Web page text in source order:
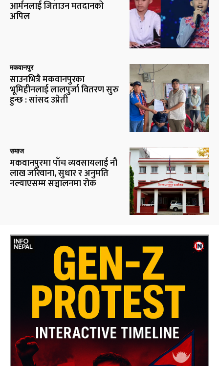
आर्मनलाई जिताउन मतदानको
अपिल
मकवानपुर
साउनभित्रै मकवानपुरका
भूमिहीनलाई लालपुर्जा वितरण सुरु
हुन्छ : सांसद उप्रेती
समाज
मकवानपुरमा पाँच व्यवसायलाई नौ
लाख जरिवाना, सुधार र अनुमति
नल्याएसम्म सञ्चालनमा रोक